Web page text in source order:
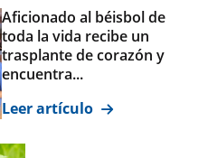
Aficionado al béisbol de
toda la vida recibe un
trasplante de corazón y
encuentra...
Leer artículo